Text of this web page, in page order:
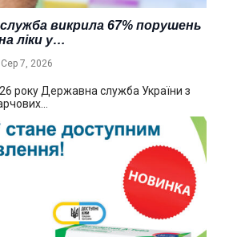
викрила 67% порушень
ліки у…
Сер 7, 2026
року Державна служба України з